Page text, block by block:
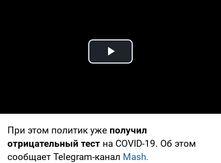
Play Video
При этом политик уже получил
отрицательный тест на COVID-19. Об этом
сообщает Telegram-канал Mash.